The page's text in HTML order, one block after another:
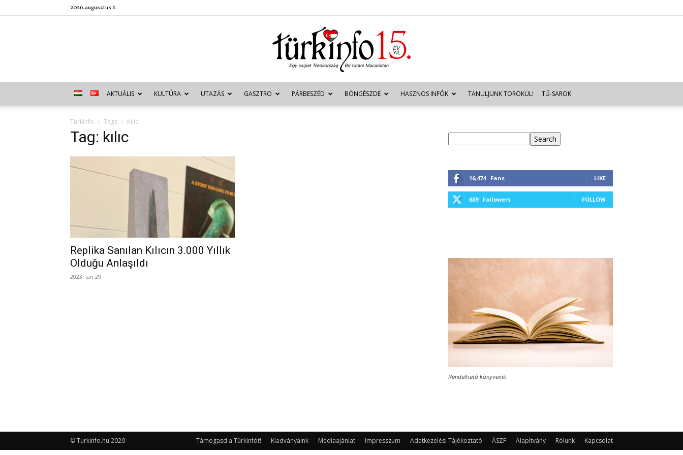
2026. augusztus 6.
Türkinfo
AKTUÁLIS KULTÚRA UTAZÁS GASZTRO PÁRBESZÉD BÖNGÉSZDE HASZNOS INFÓK TANULJUNK TÖRÖKÜL! TŰ-SAROK
Türkinfo Tags Kılıc
Tag: kılıc
Replika Sanılan Kılıcın 3.000 Yıllık
Olduğu Anlaşıldı
2023. jan 29.
Search
16,474 Fans LIKE
639 Followers FOLLOW
Rendelhető könyveink
Támogasd a Türkinfót! Kiadványaink Médiaajánlat Impresszum Adatkezelési Tájékoztató ÁSZF Alapítvány Rólunk Kapcsolat
© Turkinfo.hu 2020